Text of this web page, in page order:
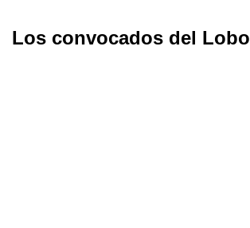
Los convocados del Lobo